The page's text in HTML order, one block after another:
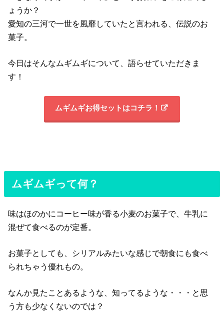
ょうか？
愛知の三河で一世を風靡していたと言われる、伝説のお
菓子。
今日はそんなムギムギについて、語らせていただきま
す！
ムギムギお得セットはコチラ！
ムギムギって何？
味はほのかにコーヒー味が香る小麦のお菓子で、牛乳に
混ぜて食べるのが定番。
お菓子としても、シリアルみたいな感じで朝食にも食べ
られちゃう優れもの。
なんか見たことあるような、知ってるような・・・と思
う方も少なくないのでは？